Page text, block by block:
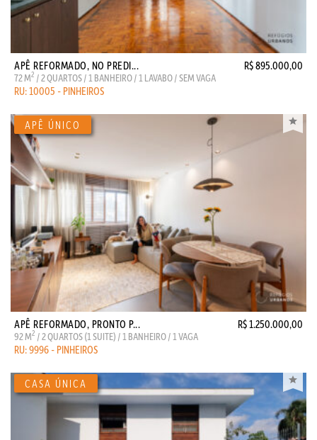
APÊ REFORMADO, NO PREDI... R$ 895.000,00
72 M2 / 2 QUARTOS / 1 BANHEIRO / 1 LAVABO / SEM VAGA
RU: 10005 - PINHEIROS
APÊ REFORMADO, PRONTO P... R$ 1.250.000,00
92 M2 / 2 QUARTOS (1 SUITE) / 1 BANHEIRO / 1 VAGA
RU: 9996 - PINHEIROS